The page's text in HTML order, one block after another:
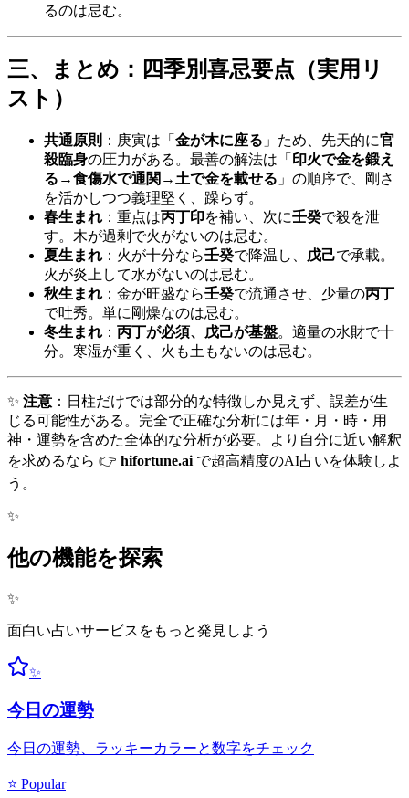
るのは忌む。
三、まとめ：四季別喜忌要点（実用リ
スト）
共通原則 ：庚寅は「 金が木に座る 」ため、先天的に官
殺臨身の圧力がある。最善の解法は「 印火で金を鍛え
る→食傷水で通関→土で金を載せる 」の順序で、剛さ
を活かしつつ義理堅く、躁らず。
春生まれ ：重点は丙丁印を補い、次に壬癸で殺を泄
す。木が過剰で火がないのは忌む。
夏生まれ ：火が十分なら壬癸で降温し、 戊己で承載。
火が炎上して水がないのは忌む。
秋生まれ ：金が旺盛なら壬癸で流通させ、少量の丙丁
で吐秀。単に剛燥なのは忌む。
冬生まれ ： 丙丁が必須、戊己が基盤。適量の水財で十
分。寒湿が重く、火も土もないのは忌む。
✨ 注意 ：日柱だけでは部分的な特徴しか見えず、誤差が生
じる可能性がある。完全で正確な分析には年・月・時・用
神・運勢を含めた全体的な分析が必要。より自分に近い解釈
を求めるなら 👉 hifortune.ai で超高精度のAI占いを体験しよ
う。
✨
他の機能を探索
✨
面白い占いサービスをもっと発見しよう
✨
今日の運勢
今日の運勢、ラッキーカラーと数字をチェック
⭐ Popular